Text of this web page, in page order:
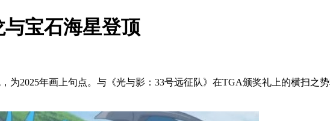
与宝石海星登顶
2025年画上句点。与《光与影：33号远征队》在TGA颁奖礼上的横扫之